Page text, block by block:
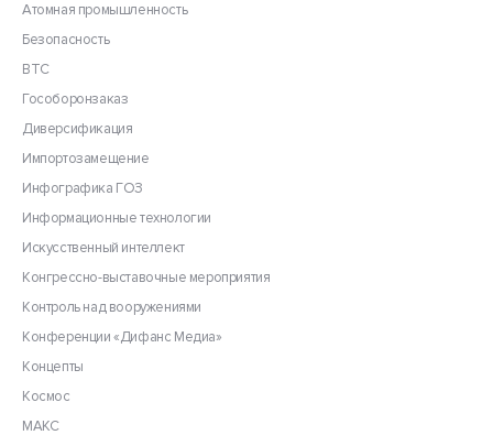
Атомная промышленность
Безопасность
ВТС
Гособоронзаказ
Диверсификация
Импортозамещение
Инфографика ГОЗ
Информационные технологии
Искусственный интеллект
Конгрессно-выставочные мероприятия
Контроль над вооружениями
Конференции «Дифанс Медиа»
Концепты
Космос
МАКС